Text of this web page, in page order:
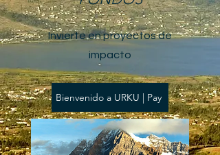
Invierte en proyectos de
impacto
Bienvenido a URKU | Pay